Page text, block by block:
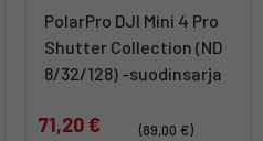
PolarPro DJI Mini 4 Pro
Shutter Collection (ND
8/32/128) -suodinsarja
71,20 €
(89,00 €)